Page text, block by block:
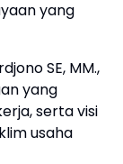
yang
SE, MM.,
yang
serta visi
usaha